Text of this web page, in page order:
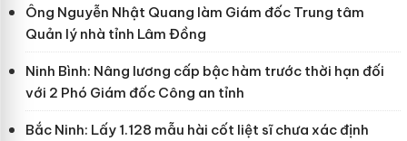
Ông Nguyễn Nhật Quang làm Giám đốc Trung tâm
Quản lý nhà tỉnh Lâm Đồng
Ninh Bình: Nâng lương cấp bậc hàm trước thời hạn đối
với 2 Phó Giám đốc Công an tỉnh
Bắc Ninh: Lấy 1.128 mẫu hài cốt liệt sĩ chưa xác định